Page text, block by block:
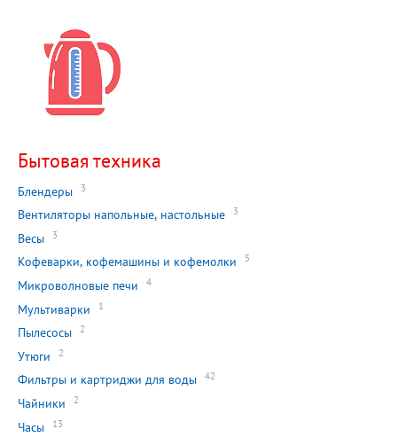
Бытовая техника
Блендеры 3
Вентиляторы напольные, настольные 3
Весы 3
Кофеварки, кофемашины и кофемолки 5
Микроволновые печи 4
Мультиварки 1
Пылесосы 2
Утюги 2
Фильтры и картриджи для воды 42
Чайники 2
Часы 13